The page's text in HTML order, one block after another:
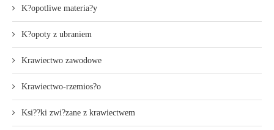
K?opotliwe materia?y
K?opoty z ubraniem
Krawiectwo zawodowe
Krawiectwo-rzemios?o
Ksi??ki zwi?zane z krawiectwem